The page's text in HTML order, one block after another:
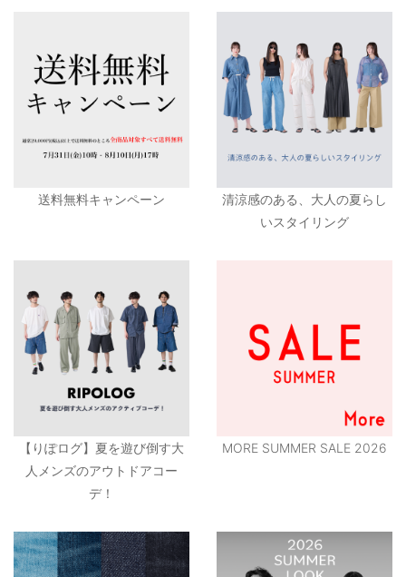
送料無料キャンペーン
清涼感のある、大人の夏らし
いスタイリング
【りぽログ】夏を遊び倒す大
人メンズのアウトドアコー
デ！
MORE SUMMER SALE 2026